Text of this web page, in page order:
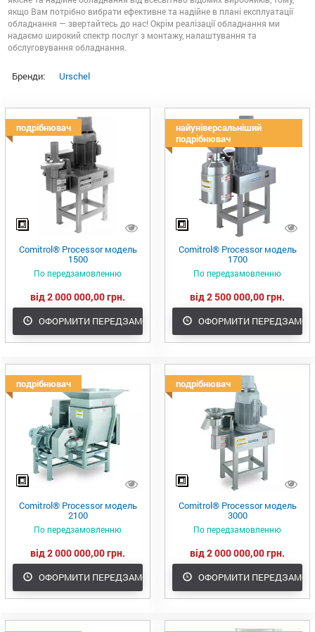
якщо Вам потрібно вибрати ефективне та надійне в плані експлуатації
обладнання — звертайтесь до нас! Окрім реалізації обладнання ми
надаємо широкий спектр послуг з монтажу, налаштування та
обслуговування обладнання.
Бренди: Urschel
подрібнювач
Comitrol® Processor модель
1500
По передзамовленню
від 2 000 000,00 грн.
ОФОРМИТИ ПЕРЕДЗАМОВЛЕННЯ
найуніверсальніший
подрібнювач
Comitrol® Processor модель
1700
По передзамовленню
від 2 500 000,00 грн.
ОФОРМИТИ
подрібнювач
Comitrol® Processor модель
2100
По передзамовленню
від 2 000 000,00 грн.
ОФОРМИТИ ПЕРЕДЗАМОВЛЕННЯ
подрібнювач
Comitrol® Processor модель
3000
По передзамовленню
від 2 000 000,00 грн.
ОФОРМИТИ